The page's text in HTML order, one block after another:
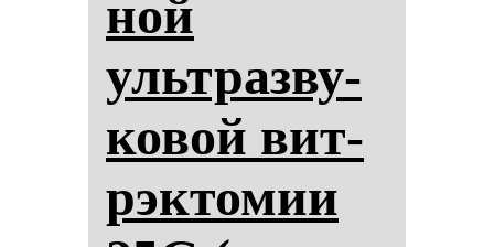
ной
ультраз­ву­
ко­вой вит­
рэк­то­мии